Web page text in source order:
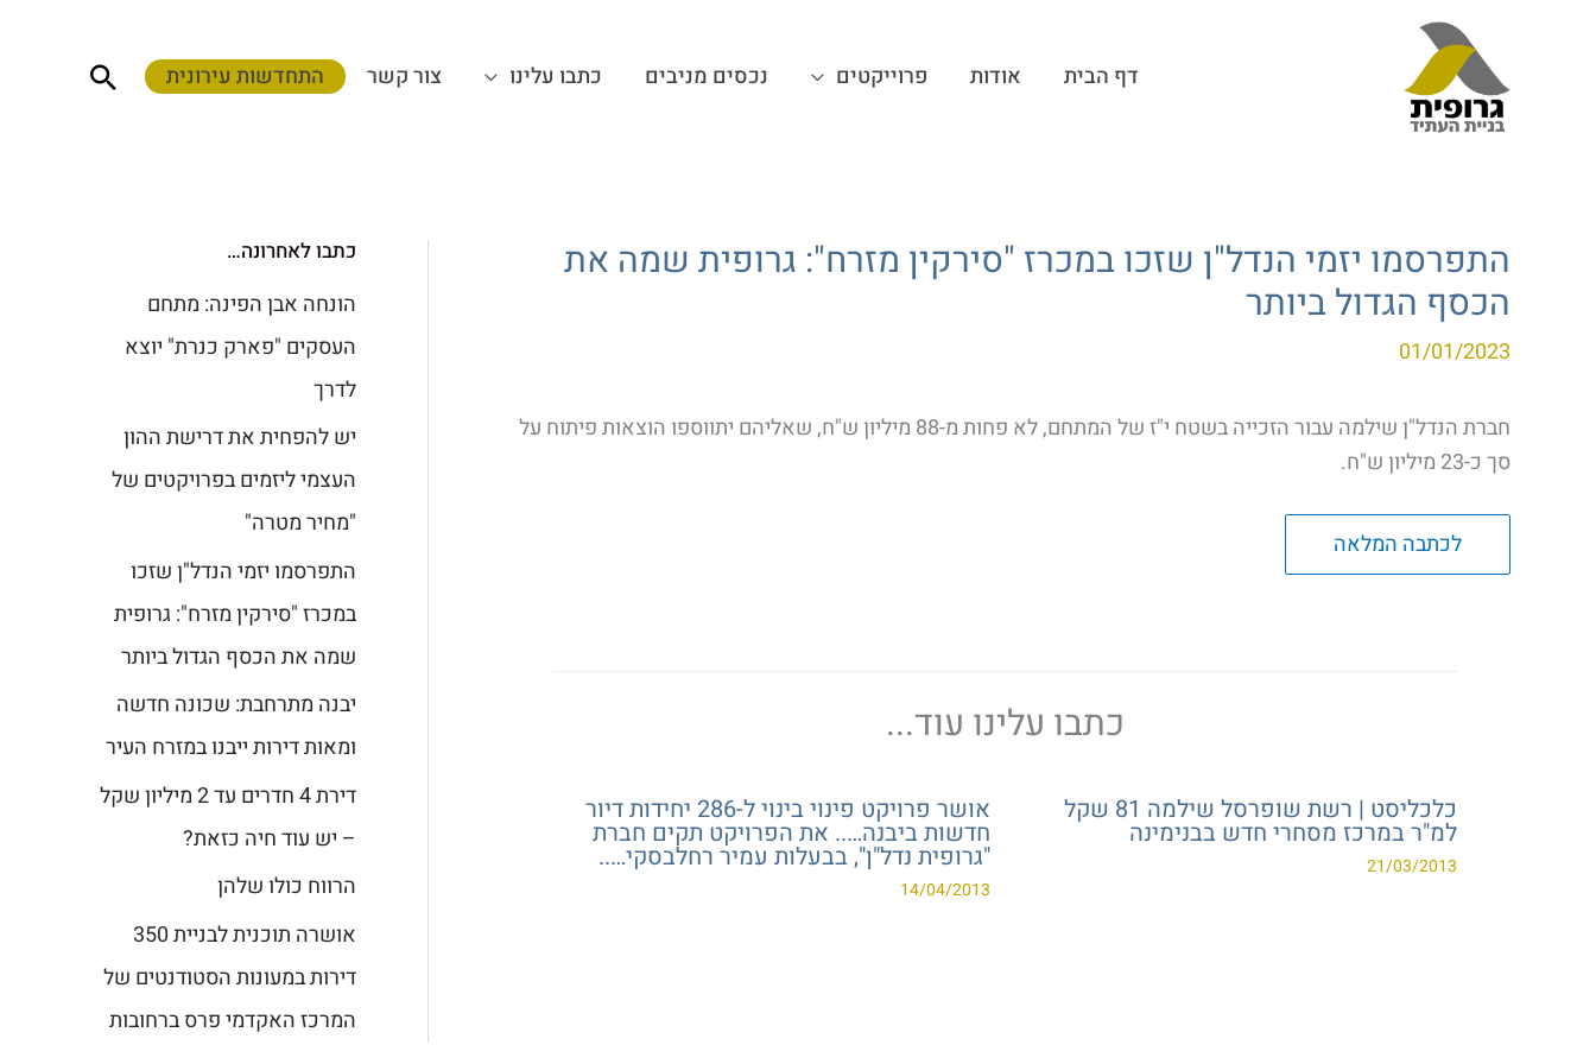
דף הבית אודות פרוייקטים נכסים מניבים כתבו עלינו צור קשר התחדשות עירונית חיפוש
התפרסמו יזמי הנדל"ן שזכו במכרז "סירקין מזרח": גרופית שמה את
הכסף הגדול ביותר
01/01/2023
חברת הנדל"ן שילמה עבור הזכייה בשטח י"ז של המתחם, לא פחות מ-88 מיליון ש"ח, שאליהם יתווספו הוצאות פיתוח על
סך כ-23 מיליון ש"ח.
לכתבה המלאה
כתבו עלינו עוד...
כלכליסט | רשת שופרסל שילמה 81 שקל
למ"ר במרכז מסחרי חדש בבנימינה
21/03/2013
אושר פרויקט פינוי בינוי ל-286 יחידות דיור
חדשות ביבנה….. את הפרויקט תקים חברת
"גרופית נדל"ן", בבעלות עמיר רחלבסקי…..
14/04/2013
כתבו לאחרונה…
הונחה אבן הפינה: מתחם
העסקים "פארק כנרת" יוצא
לדרך
יש להפחית את דרישת ההון
העצמי ליזמים בפרויקטים של
"מחיר מטרה"
התפרסמו יזמי הנדל"ן שזכו
במכרז "סירקין מזרח": גרופית
שמה את הכסף הגדול ביותר
יבנה מתרחבת: שכונה חדשה
ומאות דירות ייבנו במזרח העיר
דירת 4 חדרים עד 2 מיליון שקל
– יש עוד חיה כזאת?
הרווח כולו שלהן
אושרה תוכנית לבניית 350
דירות במעונות הסטודנטים של
המרכז האקדמי פרס ברחובות